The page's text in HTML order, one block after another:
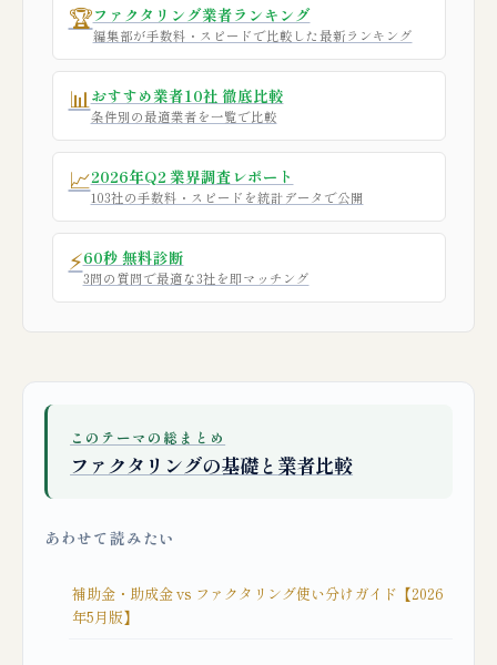
🏆ファクタリング業者ランキング
編集部が手数料・スピードで比較した最新ランキング
📊おすすめ業者10社 徹底比較
条件別の最適業者を一覧で比較
📈2026年Q2 業界調査レポート
103社の手数料・スピードを統計データで公開
⚡60秒 無料診断
3問の質問で最適な3社を即マッチング
このテーマの総まとめ
ファクタリングの基礎と業者比較
あわせて読みたい
補助金・助成金 vs ファクタリング使い分けガイド【2026
年5月版】